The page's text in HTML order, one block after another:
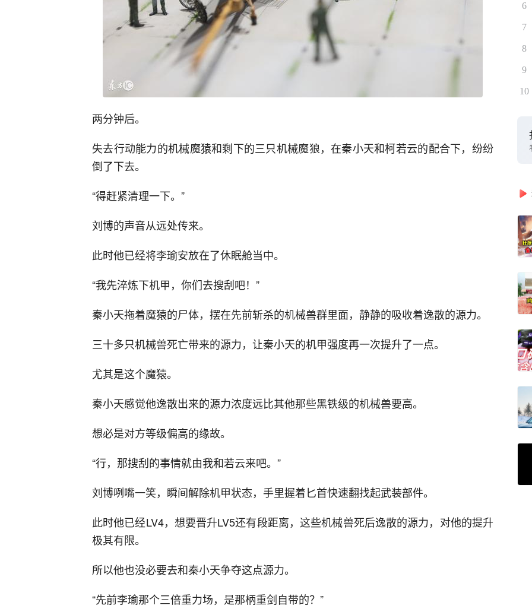
两分钟后。
失去行动能力的机械魔猿和剩下的三只机械魔狼，在秦小天和柯若云的配合下，纷纷
倒了下去。
“得赶紧清理一下。”
刘博的声音从远处传来。
此时他已经将李瑜安放在了休眠舱当中。
“我先淬炼下机甲，你们去搜刮吧！”
秦小天拖着魔猿的尸体，摆在先前斩杀的机械兽群里面，静静的吸收着逸散的源力。
三十多只机械兽死亡带来的源力，让秦小天的机甲强度再一次提升了一点。
尤其是这个魔猿。
秦小天感觉他逸散出来的源力浓度远比其他那些黑铁级的机械兽要高。
想必是对方等级偏高的缘故。
“行，那搜刮的事情就由我和若云来吧。”
刘博咧嘴一笑，瞬间解除机甲状态，手里握着匕首快速翻找起武装部件。
此时他已经LV4，想要晋升LV5还有段距离，这些机械兽死后逸散的源力，对他的提升
极其有限。
所以他也没必要去和秦小天争夺这点源力。
“先前李瑜那个三倍重力场，是那柄重剑自带的？”
6
7
8
9
10